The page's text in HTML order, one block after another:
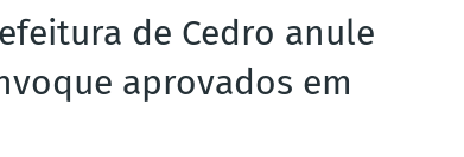
de Cedro anule
aprovados em